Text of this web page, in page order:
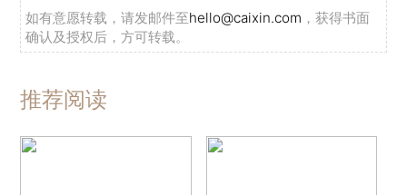
如有意愿转载，请发邮件至hello@caixin.com ，获得书面
确认及授权后，方可转载。
推荐阅读